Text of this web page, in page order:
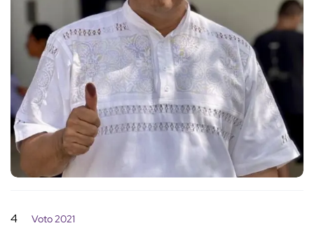
4 Voto 2021